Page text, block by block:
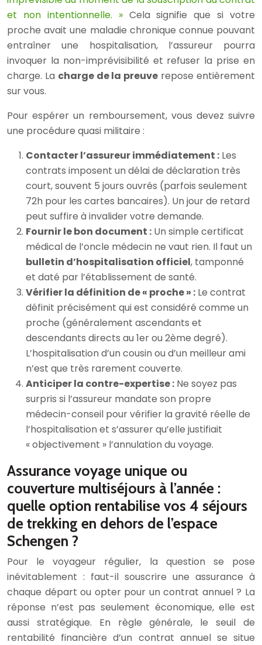
et non intentionnelle. »Cela signifie que si votre
proche avait une maladie chronique connue pouvant
entraîner une hospitalisation, l’assureur pourra
invoquer la non-imprévisibilité et refuser la prise en
charge. La charge de la preuve repose entièrement
sur vous.
Pour espérer un remboursement, vous devez suivre
une procédure quasi militaire :
Contacter l’assureur immédiatement : Les
contrats imposent un délai de déclaration très
court, souvent 5 jours ouvrés (parfois seulement
72h pour les cartes bancaires). Un jour de retard
peut suffire à invalider votre demande.
Fournir le bon document : Un simple certificat
médical de l’oncle médecin ne vaut rien. Il faut un
bulletin d’hospitalisation officiel, tamponné
et daté par l’établissement de santé.
Vérifier la définition de « proche » : Le contrat
définit précisément qui est considéré comme un
proche (généralement ascendants et
descendants directs au 1er ou 2ème degré).
L’hospitalisation d’un cousin ou d’un meilleur ami
n’est que très rarement couverte.
Anticiper la contre-expertise : Ne soyez pas
surpris si l’assureur mandate son propre
médecin-conseil pour vérifier la gravité réelle de
l’hospitalisation et s’assurer qu’elle justifiait
« objectivement » l’annulation du voyage.
Assurance voyage unique ou
couverture multiséjours à l’année :
quelle option rentabilise vos 4 séjours
de trekking en dehors de l’espace
Schengen ?
Pour le voyageur régulier, la question se pose
inévitablement : faut-il souscrire une assurance à
chaque départ ou opter pour un contrat annuel ? La
réponse n’est pas seulement économique, elle est
aussi stratégique. En règle générale, le seuil de
rentabilité financière d’un contrat annuel se situe